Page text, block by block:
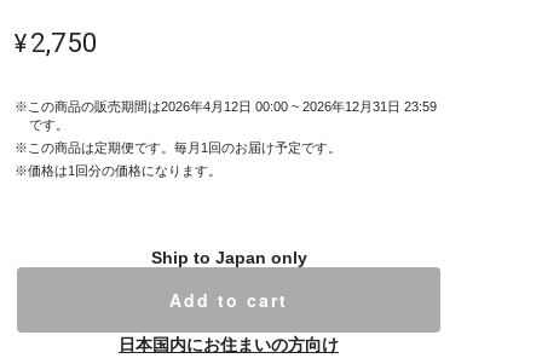
¥2,750
※この商品の販売期間は2026年4月12日 00:00 ~ 2026年12月31日 23:59
です。
※この商品は定期便です。毎月1回のお届け予定です。
※価格は1回分の価格になります。
Ship to Japan only
Add to cart
日本国内にお住まいの方向け